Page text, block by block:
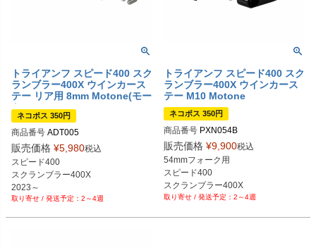
トライアンフ スピード400 スク
ランブラー400X ウインカース
テー リア用 8mm Motone(モー
トーン)
ネコポス 350円
商品番号 ADT005
販売価格 ¥5,980税込
スピード400
スクランブラー400X
2023～
2～4週
トライアンフ スピード400 スク
ランブラー400X ウインカース
テー M10 Motone
ネコポス 350円
商品番号 PXN054B
販売価格 ¥9,900税込
54mmフォーク用
スピード400
スクランブラー400X
2～4週